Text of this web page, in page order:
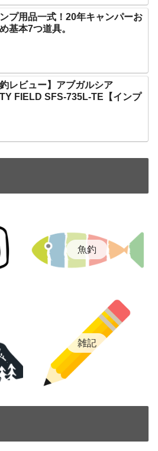
プ用品一式！20年キャンパーお
基本7つ道具。
釣レビュー】アブガルシア
FIELD SFS-735L-TE【インプ
魚釣
雑記